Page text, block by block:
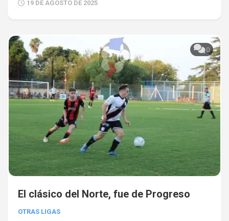
19 DE AGOSTO DE 2025
0
El clásico del Norte, fue de Progreso
OTRAS LIGAS